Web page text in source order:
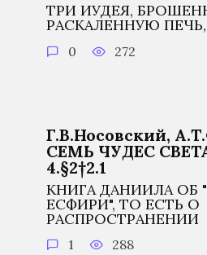
ТРИ ИУДЕЯ,
РАСКАЛЕННУЮ
0 272
Г.В.Носовский,
СЕМЬ ЧУДЕС
4.§2†2.1
КНИГА ДАНИИЛА ОБ
ЕСФИРИ", ТО ЕСТЬ О
РАСПРОСТРАНЕНИИ
1 288